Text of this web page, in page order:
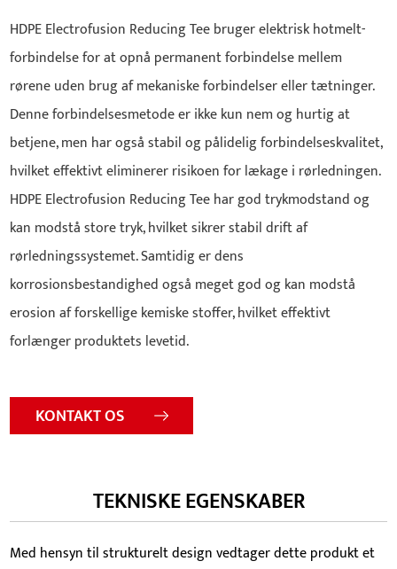
HDPE Electrofusion Reducing Tee bruger elektrisk hotmelt-
forbindelse for at opnå permanent forbindelse mellem
rørene uden brug af mekaniske forbindelser eller tætninger.
Denne forbindelsesmetode er ikke kun nem og hurtig at
betjene, men har også stabil og pålidelig forbindelseskvalitet,
hvilket effektivt eliminerer risikoen for lækage i rørledningen.
HDPE Electrofusion Reducing Tee har god trykmodstand og
kan modstå store tryk, hvilket sikrer stabil drift af
rørledningssystemet. Samtidig er dens
korrosionsbestandighed også meget god og kan modstå
erosion af forskellige kemiske stoffer, hvilket effektivt
forlænger produktets levetid.
KONTAKT OS
TEKNISKE EGENSKABER
Med hensyn til strukturelt design vedtager dette produkt et